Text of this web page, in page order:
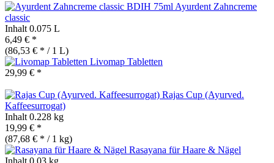
Ayurdent Zahncreme
classic
Inhalt 0.075 L
6,49 € *
(86,53 € * / 1 L)
Livomap Tabletten
29,99 € *
Rajas Cup (Ayurved.
Kaffeesurrogat)
Inhalt 0.228 kg
19,99 € *
(87,68 € * / 1 kg)
Rasayana für Haare & Nägel
Inhalt 0.03 kg